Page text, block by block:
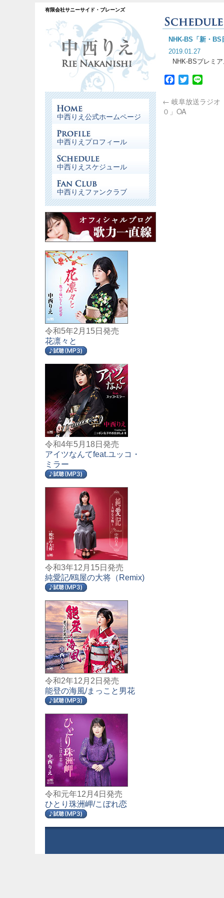
有限会社サニーサイド・ブレーンズ
NHK-BS「新・
2019.01.27
NHK-BSプレミ
Facebook
Twitter
← 岐阜放送ラジオ
０」OA
中西りえ公式ホームページ
中西りえプロフィール
中西りえスケジュール
中西りえファンクラブ
令和5年2月15日発売
花凛々と
令和4年5月18日発売
アイツなんてfeat.ユッコ・
ミラー
令和3年12月15日発売
純愛記/鴎屋の大将（Remix)
令和2年12月2日発売
能登の海風/まっこと男花
令和元年12月4日発売
ひとり珠洲岬/こぼれ恋